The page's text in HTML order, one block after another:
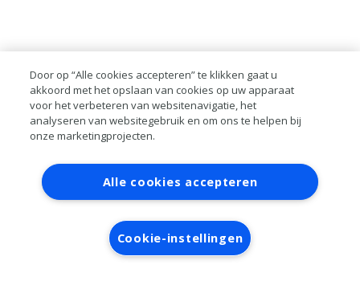
Contact Account aanvragen
Inloggen
RAI bestanden
Privacy
Algemene
voorwaarden
Verwerkersovereenkomst
Door op “Alle cookies accepteren” te klikken gaat u
akkoord met het opslaan van cookies op uw apparaat
voor het verbeteren van websitenavigatie, het
analyseren van websitegebruik en om ons te helpen bij
onze marketingprojecten.
Alle cookies accepteren
Cookie-instellingen